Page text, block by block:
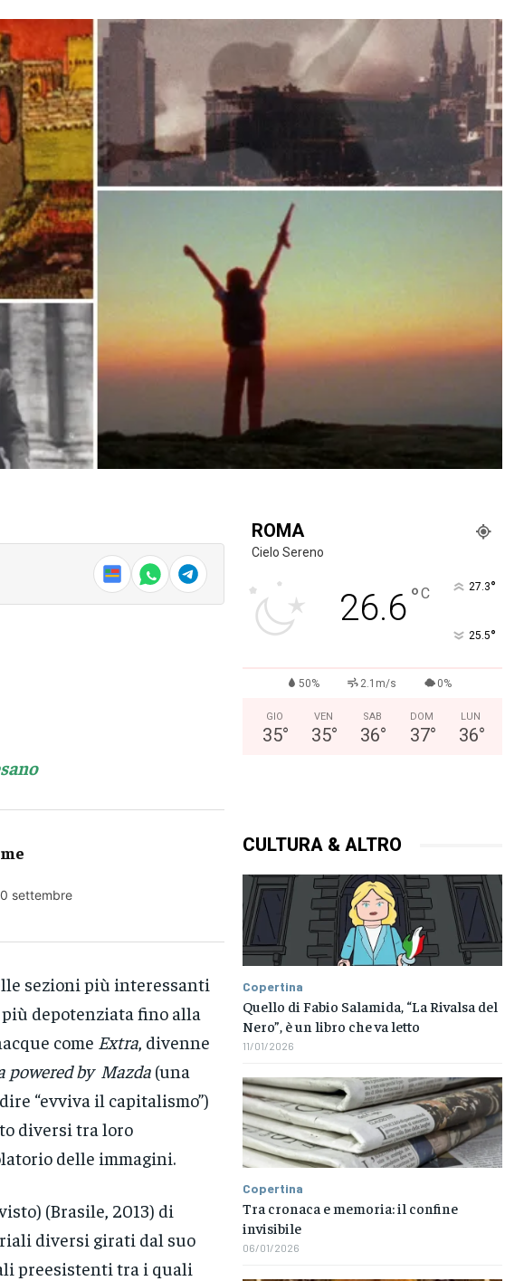
settembre
sezioni più interessanti
depotenziata fino alla
come Extra, divenne
powered by Mazda(una
“evviva il capitalismo”)
diversi tra loro
delle immagini.
(Brasile, 2013) di
diversi girati dal suo
preesistenti tra i quali
ROMA
Cielo Sereno
26.6°C 27.3°
25.5°
50% 2.1m/s 0%
GIO
35°
VEN
35°
SAB
36°
DOM
37°
LUN
36°
CULTURA & ALTRO
Copertina
Quello di Fabio Salamida, “La Rivalsa del
Nero”, è un libro che va letto
11/01/2026
Copertina
Tra cronaca e memoria: il confine
invisibile
06/01/2026